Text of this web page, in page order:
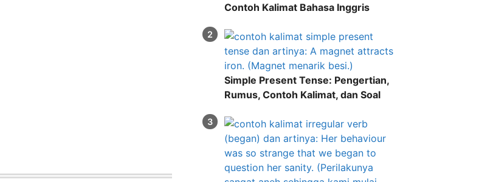
Contoh Kalimat Bahasa Inggris
Simple Present Tense: Pengertian,
Rumus, Contoh Kalimat, dan Soal